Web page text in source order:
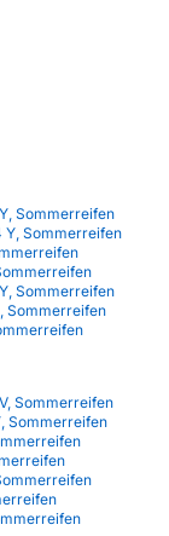
Sommerreifen
Y, Sommerreifen
Sommerreifen
Sommerreifen
Sommerreifen
Sommerreifen